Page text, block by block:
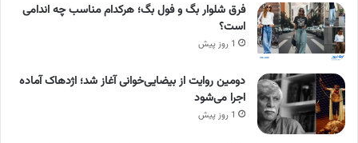
فرق شلوار بگ و فول بگ؛ هرکدام مناسب چه اندامی
است؟
1 روز پیش
دومین روایت از بیضایی‌خوانی آغاز شد؛ اژدهاک آماده
اجرا می‌شود
1 روز پیش